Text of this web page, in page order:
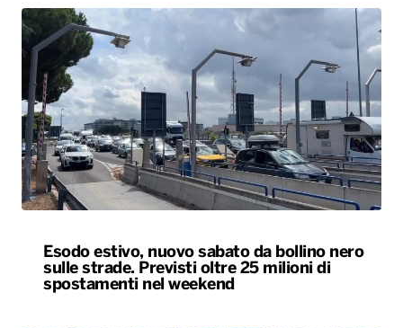
Esodo estivo, nuovo sabato da bollino nero
sulle strade. Previsti oltre 25 milioni di
spostamenti nel weekend